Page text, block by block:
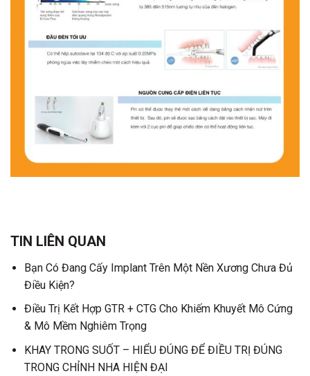
TIN LIÊN QUAN
Bạn Có Đang Cấy Implant Trên Một Nền Xương Chưa Đủ
Điều Kiện?
Điều Trị Kết Hợp GTR + CTG Cho Khiếm Khuyết Mô Cứng
& Mô Mềm Nghiêm Trọng
KHAY TRONG SUỐT – HIỂU ĐÚNG ĐỂ ĐIỀU TRỊ ĐÚNG
TRONG CHỈNH NHA HIỆN ĐẠI